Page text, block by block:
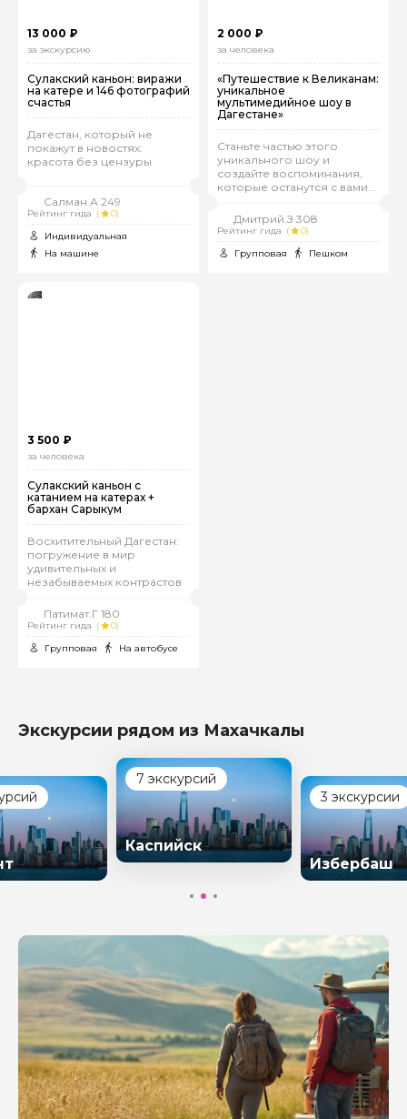
13 000 ₽
за экскурсию
Сулакский каньон: виражи
на катере и 146 фотографий
счастья
Дагестан, который не
покажут в новостях:
красота без цензуры
Салман.А 249
Рейтинг гида (
0)
Индивидуальная
На машине
2 000 ₽
за человека
«Путешествие к Великанам:
уникальное
мультимедийное шоу в
Дагестане»
Станьте частью этого
уникального шоу и
создайте воспоминания,
которые останутся с вами
Дмитрий.З 308
Рейтинг гида (
0)
Групповая
Пешком
3 500 ₽
за человека
Сулакский каньон с
катанием на катерах +
бархан Сарыкум
Восхитительный Дагестан:
погружение в мир
удивительных и
незабываемых контрастов
Патимат.Г 180
Рейтинг гида (
0)
Групповая
На автобусе
Экскурсии рядом из Махачкалы
7 экскурсий
Каспийск
3 экскурсии
Избербаш